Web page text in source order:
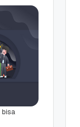
bisa